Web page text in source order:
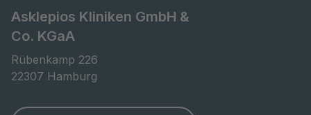
Asklepios Kliniken GmbH &
Co. KGaA
Rübenkamp 226
22307 Hamburg